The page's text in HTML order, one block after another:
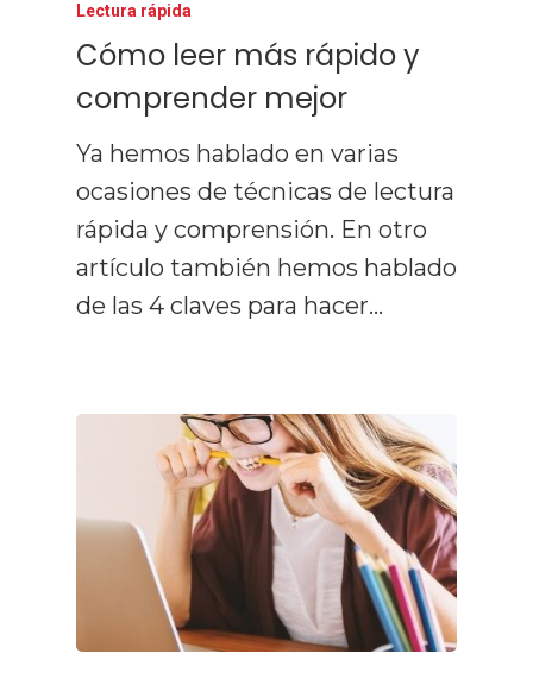
Lectura rápida
Cómo leer más rápido y
comprender mejor
Ya hemos hablado en varias
ocasiones de técnicas de lectura
rápida y comprensión. En otro
artículo también hemos hablado
de las 4 claves para hacer…